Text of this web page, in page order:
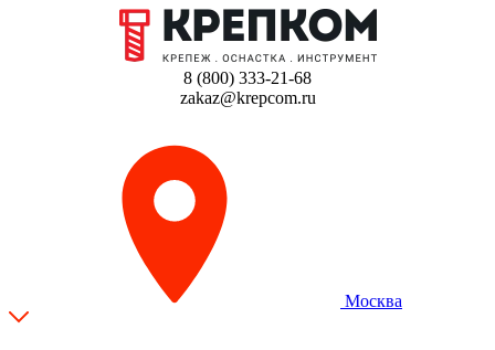
8 (800) 333-21-68
zakaz@krepcom.ru
Москва